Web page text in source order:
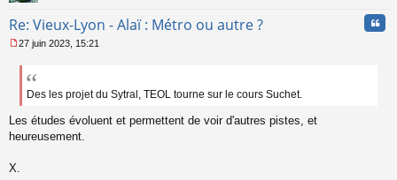
Re: Vieux-Lyon - Alaï : Métro ou autre ?
e
a
g
e
n
27 juin 2023, 15:21
Des les projet du Sytral, TEOL tourne sur le cours Suchet.
Les études évoluent et permettent de voir d'autres pistes, et
heureusement.
X.